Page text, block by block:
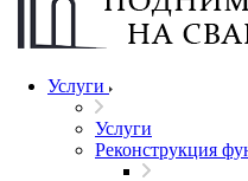
Услуги
Услуги
Реконструкция